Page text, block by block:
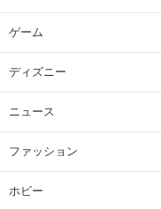
ゲーム
ディズニー
ニュース
ファッション
ホビー